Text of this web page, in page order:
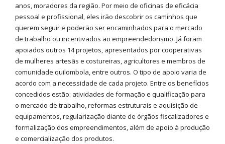
anos, moradores da região. Por meio de oficinas de eficácia
pessoal e profissional, eles irão descobrir os caminhos que
querem seguir e poderão ser encaminhados para o mercado
de trabalho ou incentivados ao empreendedorismo. Já foram
apoiados outros 14 projetos, apresentados por cooperativas
de mulheres artesãs e costureiras, agricultores e membros de
comunidade quilombola, entre outros. O tipo de apoio varia de
acordo com a necessidade de cada projeto. Entre os benefícios
concedidos estão: atividades de formação e qualificação para
o mercado de trabalho, reformas estruturais e aquisição de
equipamentos, regularização diante de órgãos fiscalizadores e
formalização dos empreendimentos, além de apoio à produção
e comercialização dos produtos.